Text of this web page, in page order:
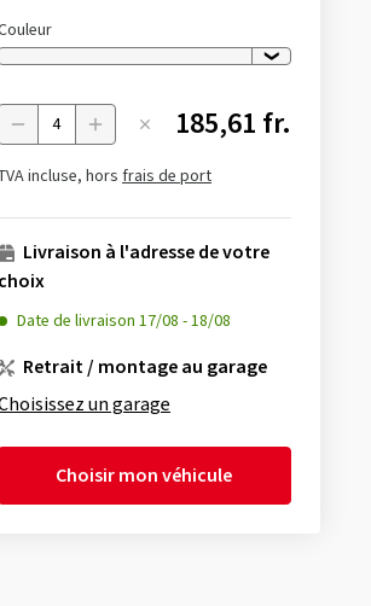
185,61 fr.
incluse, hors frais de port
Livraison à l'adresse de votre
choix
Date de livraison 17/08 -18/08
Retrait / montage au garage
un garage
Choisir mon véhicule